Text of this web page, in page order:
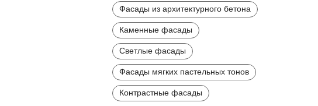
Фасады из архитектурного бетона
Каменные фасады
Светлые фасады
Фасады мягких пастельных тонов
Контрастные фасады